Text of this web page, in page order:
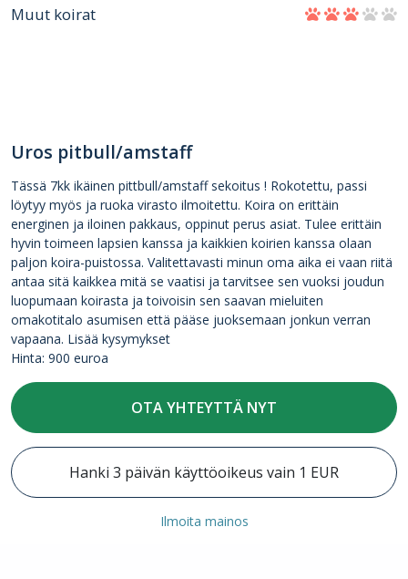
Muut koirat
Uros pitbull/amstaff
Tässä 7kk ikäinen pittbull/amstaff sekoitus ! Rokotettu, passi
löytyy myös ja ruoka virasto ilmoitettu. Koira on erittäin
energinen ja iloinen pakkaus, oppinut perus asiat. Tulee erittäin
hyvin toimeen lapsien kanssa ja kaikkien koirien kanssa olaan
paljon koira-puistossa. Valitettavasti minun oma aika ei vaan riitä
antaa sitä kaikkea mitä se vaatisi ja tarvitsee sen vuoksi joudun
luopumaan koirasta ja toivoisin sen saavan mieluiten
omakotitalo asumisen että pääse juoksemaan jonkun verran
vapaana. Lisää kysymykset
Hinta: 900 euroa
OTA YHTEYTTÄ NYT
Hanki 3 päivän käyttöoikeus vain 1 EUR
Ilmoita mainos